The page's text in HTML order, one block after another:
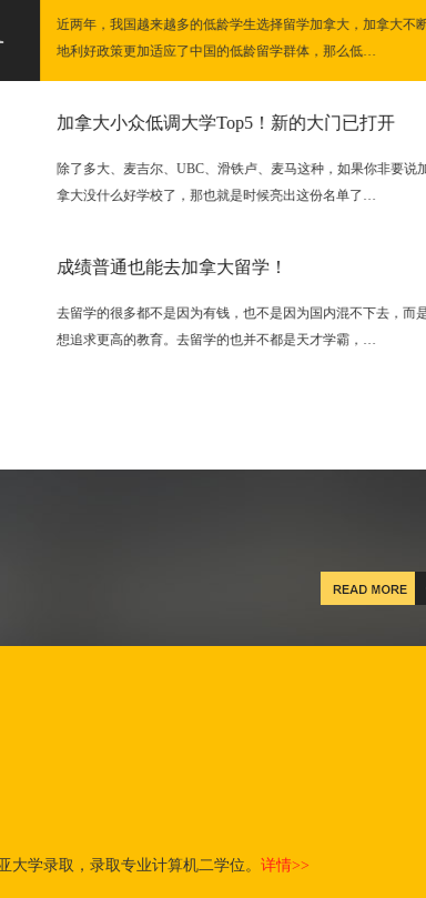
近两年，我国越来越多的低龄学生选择留学加拿大，加拿大不断
地利好政策更加适应了中国的低龄留学群体，那么低…
加拿大小众低调大学Top5！新的大门已打开
除了多大、麦吉尔、UBC、滑铁卢、麦马这种，如果你非要说加
拿大没什么好学校了，那也就是时候亮出这份名单了…
成绩普通也能去加拿大留学！
去留学的很多都不是因为有钱，也不是因为国内混不下去，而是
想追求更高的教育。去留学的也并不都是天才学霸，…
学录取，录取专业​计算机二学位。 详情>>